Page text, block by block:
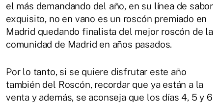
el más demandando del año, en su línea de sabor
exquisito, no en vano es un roscón premiado en
Madrid quedando finalista del mejor roscón de la
comunidad de Madrid en años pasados.
Por lo tanto, si se quiere disfrutar este año
también del Roscón, recordar que ya están a la
venta y además, se aconseja que los días 4, 5 y 6